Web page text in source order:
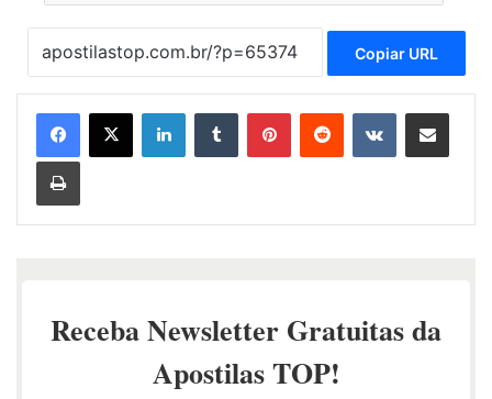
Copiar URL
LinkedinTumblr PinterestReddit VK Compartilhar via e-mail
Imprimir